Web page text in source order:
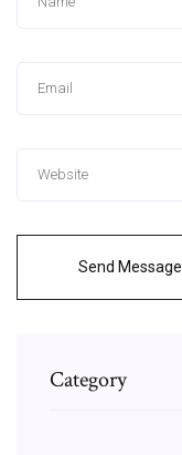
Send Message
Category